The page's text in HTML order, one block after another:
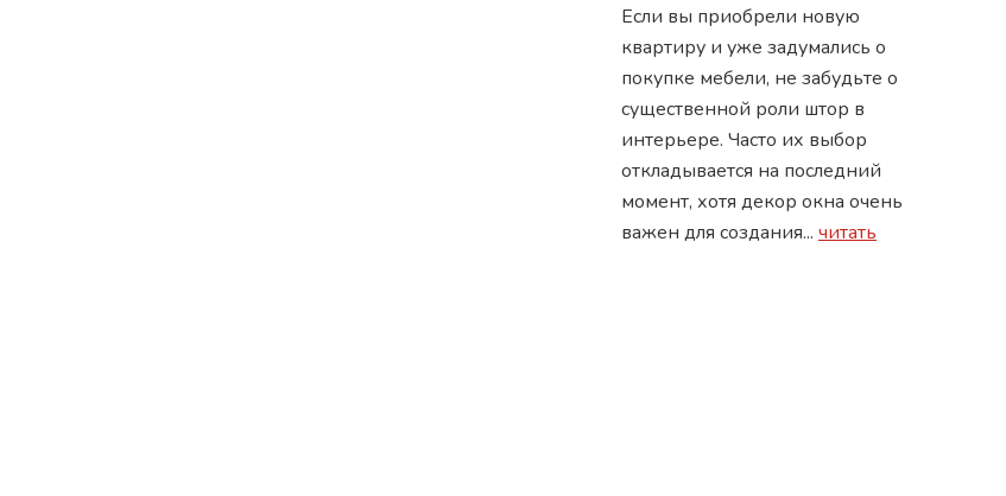
Если вы приобрели новую
квартиру и уже задумались о
покупке мебели, не забудьте о
существенной роли штор в
интерьере. Часто их выбор
откладывается на последний
момент, хотя декор окна очень
важен для создания... читать